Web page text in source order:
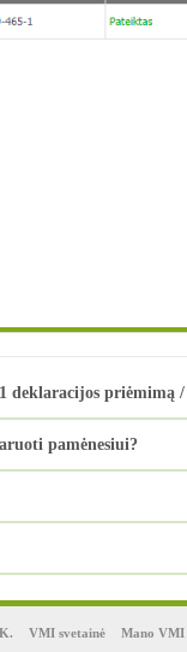
deklaracijos priėmimą
pamėnesiui?
VMI svetainė Mano VMI